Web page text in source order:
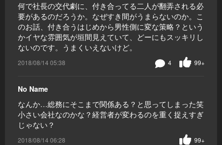
何で社長の交代劇に、付き合ってる二人が翻弄される必
要があるのだろうか。なぜすき間がうまらないのか。こ
のお話、付き合うはじめから男性側に変な策略？という
かイヤな雰囲気が垣間見えていて、どーにもスッキリし
ないのです。うまくいえないけど。
2018/08/14 05:38 99+
4
No Name
なんか…総務にそこまで関係ある？と思ってしまった笑
小さい会社なのかな？経営者が変わるのを重く捉えすぎ
じゃない？
2018/08/14 06:28 99+